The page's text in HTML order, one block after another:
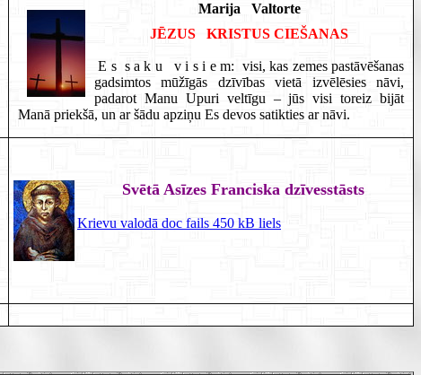
Marija Valtorte
JĒZUS KRISTUS CIEŠANAS
E s s a k u v i s i e m: visi, kas zemes pastāvēšanas
gadsimtos mūžīgās dzīvības vietā izvēlēsies nāvi,
padarot Manu Upuri veltīgu – jūs visi toreiz bijāt
Manā priekšā, un ar šādu apziņu Es devos satikties ar nāvi.
Svētā Asīzes Franciska dzīvesstāsts
Krievu valodā doc fails 450 kB liels